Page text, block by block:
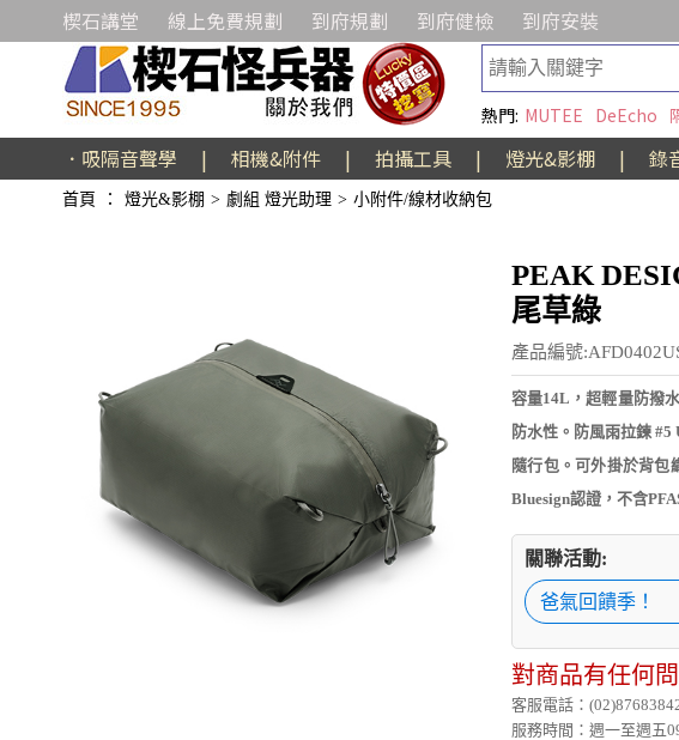
楔石講堂 線上免費規劃 到府規劃 到府健檢 到府安裝
熱門: MUTEE DeEcho
．吸隔音聲學 | 相機&附件 | 拍攝工具 | 燈光&影棚 | 錄
首頁 ： 燈光&影棚 > 劇組 燈光助理 > 小附件/線材收納包
PEAK
尾草綠
產品編號
容量14L，超輕量防撥
防水性。防風雨拉鍊
隨行包。可外掛於背包
Bluesign認證，不含
關聯活動:
爸氣回饋季！
對商品有任何
客服電話：
服務時間：週一至週五